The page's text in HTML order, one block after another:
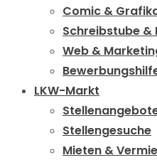
Comic &
Schreibstube &
Web &
LKW-Markt
Stellengesuche
Mieten &